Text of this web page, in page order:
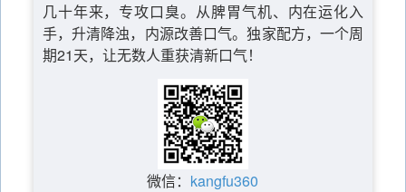
几十年来，专攻口臭。从脾胃气机、内在运化入
手，升清降浊，内源改善口气。独家配方，一个周
期21天，让无数人重获清新口气！
微信： kangfu360